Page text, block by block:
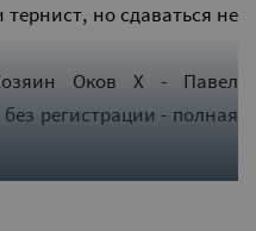
но сдаваться не
Оков X - Павел
регистрации - полная